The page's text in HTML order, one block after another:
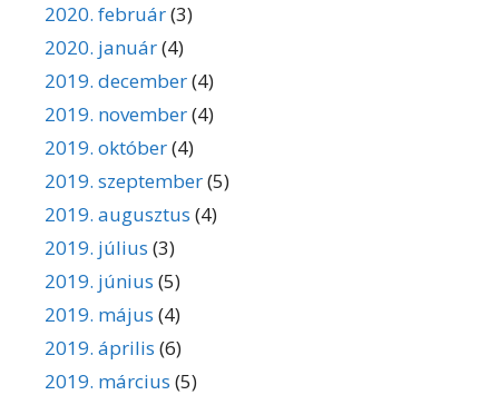
2020. február(3)
2020. január(4)
2019. december(4)
2019. november(4)
2019. október(4)
2019. szeptember(5)
2019. augusztus (4)
2019. július (3)
2019. június (5)
2019. május (4)
2019. április (6)
2019. március (5)